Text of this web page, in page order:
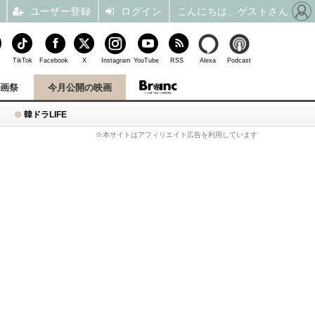
韓ドラLIFE
祭 今月公開の映画
※本サイトはアフィリエイト広告を利用しています
TikTok Facebook X Instagram YouTube RSS Alexa Podcast
ユーザー登録 ログイン こんにちは、ゲストさん